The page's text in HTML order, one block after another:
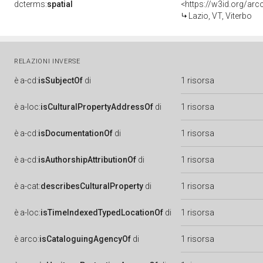
dcterms:spatial
<https://w3id.org/
Lazio, VT, Viterbo
RELAZIONI INVERSE
è a-cd:isSubjectOf di 1 risorsa
è a-loc:isCulturalPropertyAddressOf di 1 risorsa
è a-cd:isDocumentationOf di 1 risorsa
è a-cd:isAuthorshipAttributionOf di 1 risorsa
è a-cat:describesCulturalProperty di 1 risorsa
è a-loc:isTimeIndexedTypedLocationOf di 1 risorsa
è arco:isCataloguingAgencyOf di 1 risorsa